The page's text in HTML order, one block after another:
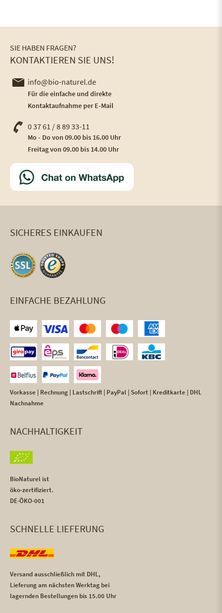
SIE HABEN FRAGEN?
KONTAKTIEREN SIE UNS!
info@bio-naturel.de
Für die einfache und direkte
Kontaktaufnahme per E-Mail
0 37 61 / 8 89 33-11
Mo - Do von 09.00 bis 16.00 Uhr
Freitag von 09.00 bis 14.00 Uhr
SICHERES EINKAUFEN
EINFACHE BEZAHLUNG
Vorkasse | Rechnung | Lastschrift | PayPal | Sofort | Kreditkarte | DHL
Nachnahme
NACHHALTIGKEIT
BioNaturel ist
öko-zertifiziert.
DE-ÖKO-001
SCHNELLE LIEFERUNG
Versand ausschließlich mit DHL,
Lieferung am nächsten Werktag bei
lagernden Bestellungen bis 15.00 Uhr